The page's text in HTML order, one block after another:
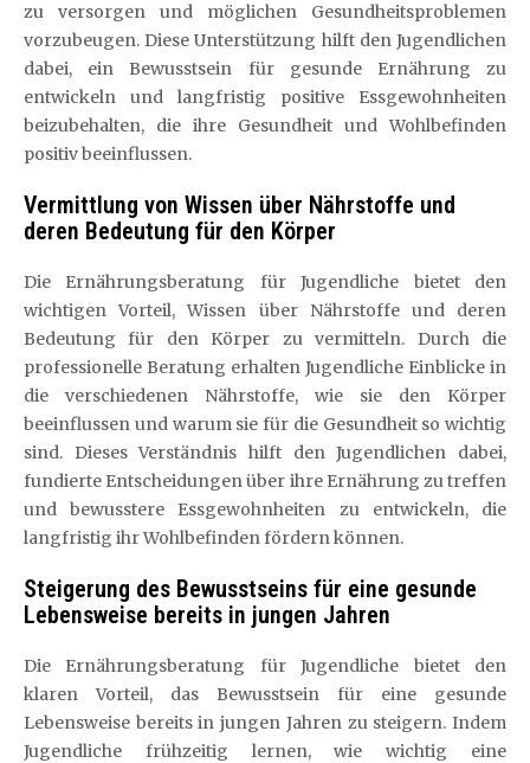
zu versorgen und möglichen Gesundheitsproblemen
vorzubeugen. Diese Unterstützung hilft den Jugendlichen
dabei, ein Bewusstsein für gesunde Ernährung zu
entwickeln und langfristig positive Essgewohnheiten
beizubehalten, die ihre Gesundheit und Wohlbefinden
positiv beeinflussen.
Vermittlung von Wissen über Nährstoffe und
deren Bedeutung für den Körper
Die Ernährungsberatung für Jugendliche bietet den
wichtigen Vorteil, Wissen über Nährstoffe und deren
Bedeutung für den Körper zu vermitteln. Durch die
professionelle Beratung erhalten Jugendliche Einblicke in
die verschiedenen Nährstoffe, wie sie den Körper
beeinflussen und warum sie für die Gesundheit so wichtig
sind. Dieses Verständnis hilft den Jugendlichen dabei,
fundierte Entscheidungen über ihre Ernährung zu treffen
und bewusstere Essgewohnheiten zu entwickeln, die
langfristig ihr Wohlbefinden fördern können.
Steigerung des Bewusstseins für eine gesunde
Lebensweise bereits in jungen Jahren
Die Ernährungsberatung für Jugendliche bietet den
klaren Vorteil, das Bewusstsein für eine gesunde
Lebensweise bereits in jungen Jahren zu steigern. Indem
Jugendliche frühzeitig lernen, wie wichtig eine